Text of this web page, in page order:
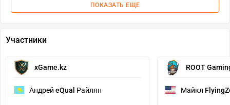
ПОКАЗАТЬ ЕЩЕ
Участники
xGame.kz
Андрей eQual Райлян
ROOT
Майкл